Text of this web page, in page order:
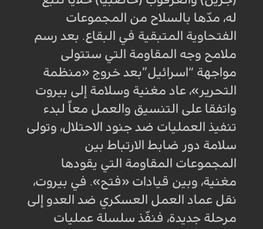
له، مدّها بالسلاح من المجموعات
الفتحاوية المتبقية في البقاع. بعد رسم
ملامح وجه المقاومة التي ستتولى
مواجهة “اسرائيل”بعد خروج «منظمة
التحرير»، عاد مغنية وسلامة إلى بيروت
واتفقا على التنسيق والعمل معاً لبدء
تنفيذ العمليات ضد جنود الاحتلال، وتولى
سلامة دور ضابط الارتباط بين
المجموعات المقاومة التي يقودها
مغنية، وبين قيادات «فتح». في بيروت،
نقل عماد العمل العسكري ضد العدو إلى
مرحلة جديدة، فنفّذ سلسلة عمليات